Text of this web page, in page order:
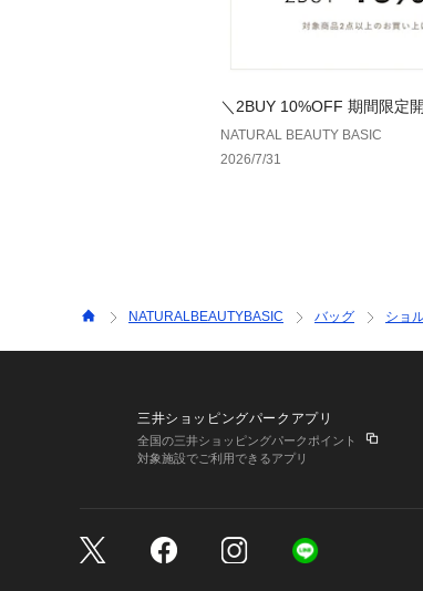
＼2BUY 10%OFF 期間限定
NATURAL BEAUTY BASIC
2026/7/31
NATURALBEAUTYBASIC バッグ ショ
三井ショッピングパークアプリ
全国の三井ショッピングパークポイント
対象施設でご利用できるアプリ